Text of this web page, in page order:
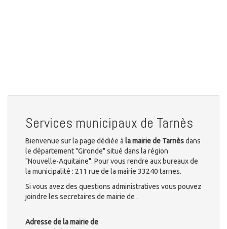
Services municipaux de Tarnès
Bienvenue sur la page dédiée à la mairie de Tarnèsdans
le département "Gironde" situé dans la région
"Nouvelle-Aquitaine". Pour vous rendre aux bureaux de
la municipalité : 211 rue de la mairie 33240 tarnes.
Si vous avez des questions administratives vous pouvez
joindre les secretaires de mairie de .
Adresse de la mairie de